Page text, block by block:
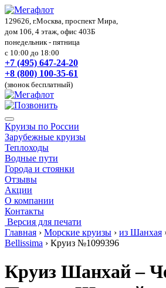
129626, г.Москва, проспект Мира,
дом 106, 4 этаж, офис 403Б
понедельник - пятница
с 10:00 до 18:00
+7 (495) 647-24-20
+8 (800) 100-35-61
(звонок бесплатный)
Круизы по России
Зарубежные круизы
Теплоходы
Водные пути
Города и стоянки
Отзывы
Акции
О компании
Контакты
Версия для печати
Главная › Морские круизы › из Шанхая
Bellissima › Круиз №1099396
Круиз Шанхай –